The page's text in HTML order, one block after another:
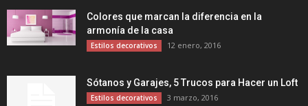
Colores que marcan la diferencia en la
armonía de la casa
Estilos decorativos 12 enero, 2016
Sótanos y Garajes, 5 Trucos para Hacer un Loft
Estilos decorativos 3 marzo, 2016